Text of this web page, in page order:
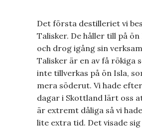
Det första destilleriet vi
Talisker. De håller till på ön
och drog igång sin
Talisker är en av få rökiga
inte tillverkas på ön Isla,
mera söderut. Vi hade
dagar i Skottland lärt oss
är extremt dåliga så vi
lite extra tid. Det visade